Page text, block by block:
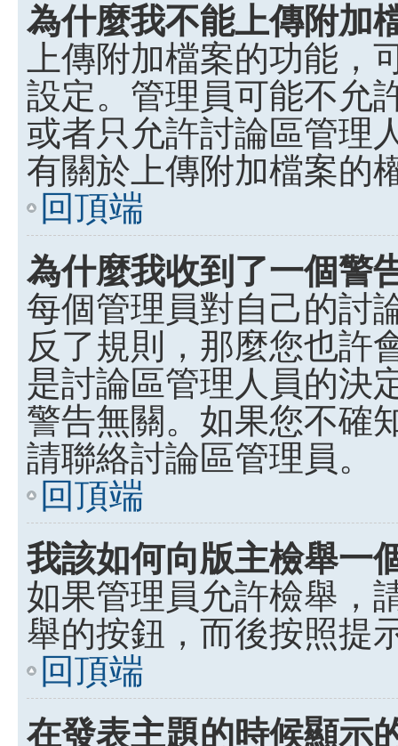
為什麼我不能上傳附加
上傳附加檔案的功能
設定。管理員可能不允
或者只允許討論區管理
有關於上傳附加檔案的
回頂端
為什麼我收到了一個警
每個管理員對自己的討
反了規則，那麼您也許
是討論區管理人員的決
警告無關。如果您不確
請聯絡討論區管理員。
回頂端
我該如何向版主檢舉一
如果管理員允許檢舉，
舉的按鈕，而後按照提
回頂端
在發表主題的時候顯示